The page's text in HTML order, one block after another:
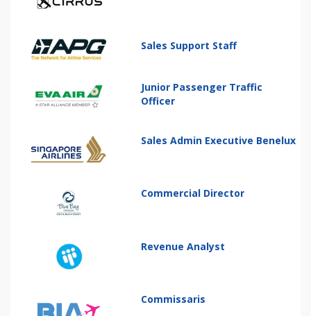
Sales Support Staff
Junior Passenger Traffic
Officer
Sales Admin Executive Benelux
Commercial Director
Revenue Analyst
Commissaris